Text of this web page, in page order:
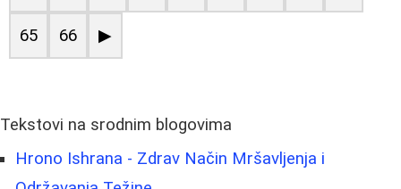
65 66 ▶
Tekstovi na srodnim blogovima
Hrono Ishrana - Zdrav Način Mršavljenja i